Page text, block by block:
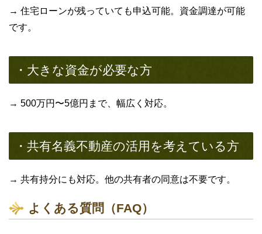
→ 住宅ローンが残っていても申込可能。資金調達が可能
です。
・大きな資金が必要な方
→ 500万円〜5億円まで、幅広く対応。
・共有名義不動産の活用を考えている方
→ 共有持分にも対応。他の共有者の同意は不要です。
よくある質問（FAQ）